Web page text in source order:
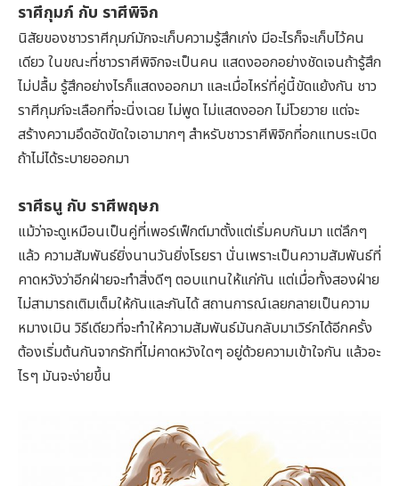
ราศีกุมภ์ กับ ราศีพิจิก
นิสัยของชาวราศีกุมภ์มักจะเก็บความรู้สึกเก่ง มีอะไรก็จะเก็บไว้คน
เดียว ในขณะที่ชาวราศีพิจิกจะเป็นคน แสดงออกอย่างชัดเจนถ้ารู้สึก
ไม่ปลื้ม รู้สึกอย่างไรก็แสดงออกมา และเมื่อไหร่ที่คู่นี้ขัดแย้งกัน ชาว
ราศีกุมภ์จะเลือกที่จะนิ่งเฉย ไม่พูด ไม่แสดงออก ไม่โวยวาย แต่จะ
สร้างความอึดอัดขัดใจเอามากๆ สำหรับชาวราศีพิจิกที่อกแทบระเบิด
ถ้าไม่ได้ระบายออกมา
ราศีธนู กับ ราศีพฤษภ
แม้ว่าจะดูเหมือนเป็นคู่ที่เพอร์เฟ็กต์มาตั้งแต่เริ่มคบกันมา แต่ลึกๆ
แล้ว ความสัมพันธ์ยิ่งนานวันยิ่งโรยรา นั่นเพราะเป็นความสัมพันธ์ที่
คาดหวังว่าอีกฝ่ายจะทำสิ่งดีๆ ตอบแทนให้แก่กัน แต่เมื่อทั้งสองฝ่าย
ไม่สามารถเติมเต็มให้กันและกันได้ สถานการณ์เลยกลายเป็นความ
หมางเมิน วิธีเดียวที่จะทำให้ความสัมพันธ์มันกลับมาเวิร์กได้อีกครั้ง
ต้องเริ่มต้นกันจากรักที่ไม่คาดหวังใดๆ อยู่ด้วยความเข้าใจกัน แล้วอะ
ไรๆ มันจะง่ายขึ้น